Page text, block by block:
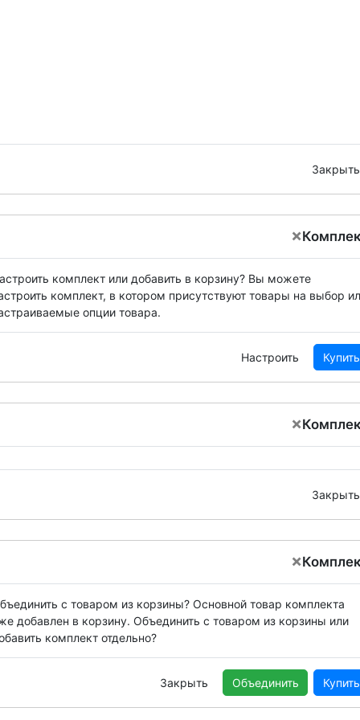
Закрыть
×
комплект или добавить в корзину? Вы можете
комплект, в котором присутствуют товары на выбор
опции товара.
Настроить Купить
×
Закрыть
×
с товаром из корзины? Основной товар комплекта
добавлен в корзину. Объединить с товаром из корзины или
комплект отдельно?
Закрыть Объединить Купить